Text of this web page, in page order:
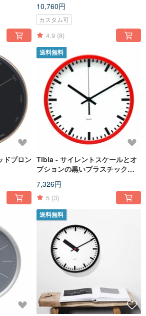
10,760円
カスタム可
4.9 (8)
ドブロン
送料無料
Tibia - サイレントスケールとオ
プションの黒いプラスチックフ
レトロなステーションクロック
7,326円
5 (3)
送料無料